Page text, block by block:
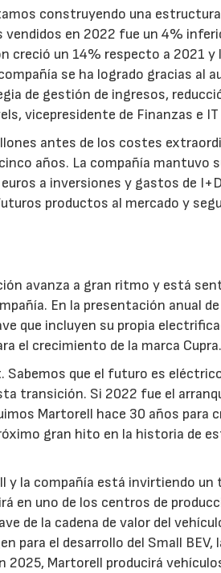
construyendo una
en 2022 fue un 4%
creció un 14% respecto a 2021 y
se ha logrado gracias al
de gestión de ingresos,
vicepresidente de Finanzas e
antes de los costes
años. La compañía mantuvo
a inversiones y gastos de
productos al mercado y
avanza a gran ritmo y está
En la presentación anual
que incluyen su propia
el crecimiento de la marca Cupra.
Sabemos que el futuro es
transición. Si 2022 fue el
Martorell hace 30 años para
gran hito en la historia de
y la compañía está invirtiendo un
en uno de los centros de
de la cadena de valor del
para el desarrollo del Small BEV,
2025, Martorell producirá